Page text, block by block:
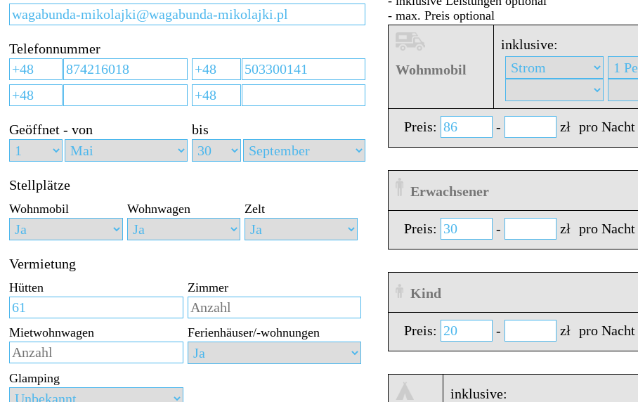
Telefonnummer
Geöffnet - von bis
Stellplätze
Wohnmobil Wohnwagen Zelt
Vermietung
Hütten Zimmer
Mietwohnwagen Ferienhäuser/-wohnungen
Glamping
- max. Preis optional
Wohnmobil
inklusive:
Preis: - zł pro Nacht
Erwachsener
Preis: - zł pro Nacht
Kind
Preis: - zł pro Nacht
inklusive: